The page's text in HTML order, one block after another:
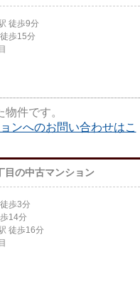
徒歩9分
徒歩15分
件です。
ンへのお問い合わせはこ
目の中古マンション
徒歩3分
14分
徒歩16分